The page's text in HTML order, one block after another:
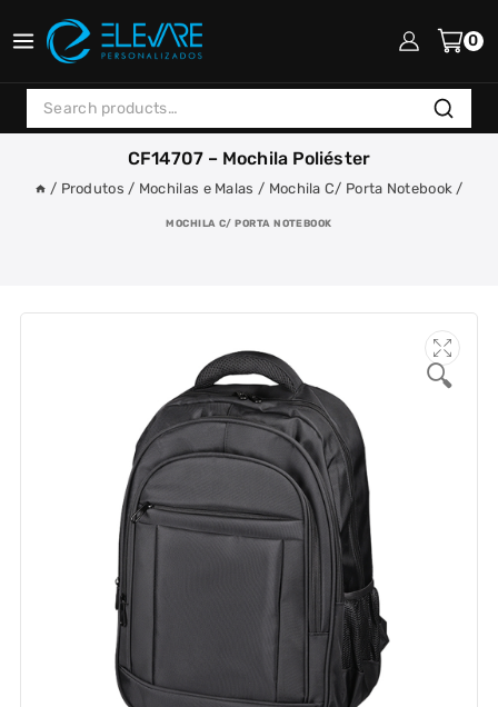
to
0
Search
for:
Search
CF14707 – Mochila Poliéster
/ Produtos / Mochilas e Malas / Mochila C/ Porta Notebook /
MOCHILA C/ PORTA NOTEBOOK
🔍